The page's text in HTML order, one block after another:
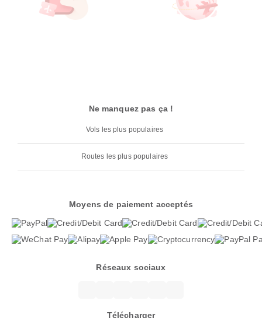
Ne manquez pas ça !
Vols les plus populaires
Routes les plus populaires
Moyens de paiement acceptés
Réseaux sociaux
Télécharger